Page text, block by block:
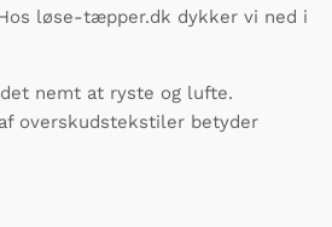
løse-tæpper.dk dykker vi ned i
nemt at ryste og lufte.
overskudstekstiler betyder